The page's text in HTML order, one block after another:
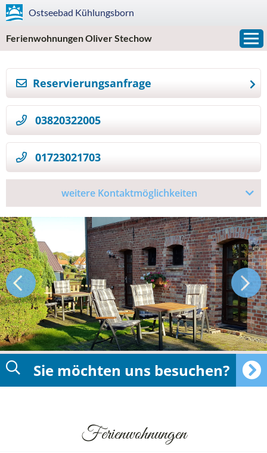
Ostseebad Kühlungsborn
Ferienwohnungen Oliver Stechow
Reservierungsanfrage
03820322005
01723021703
weitere Kontaktmöglichkeiten
Sie möchten uns besuchen?
Ferienwohnungen